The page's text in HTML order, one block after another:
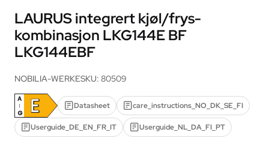
LAURUS integrert kjøl/frys-
kombinasjon LKG144E BF
LKG144EBF
NOBILIA-WERKESKU: 80509
A
↑
G
E Datasheet care_instructions_NO_DK_SE_FI
Userguide_DE_EN_FR_IT Userguide_NL_DA_FI_PT